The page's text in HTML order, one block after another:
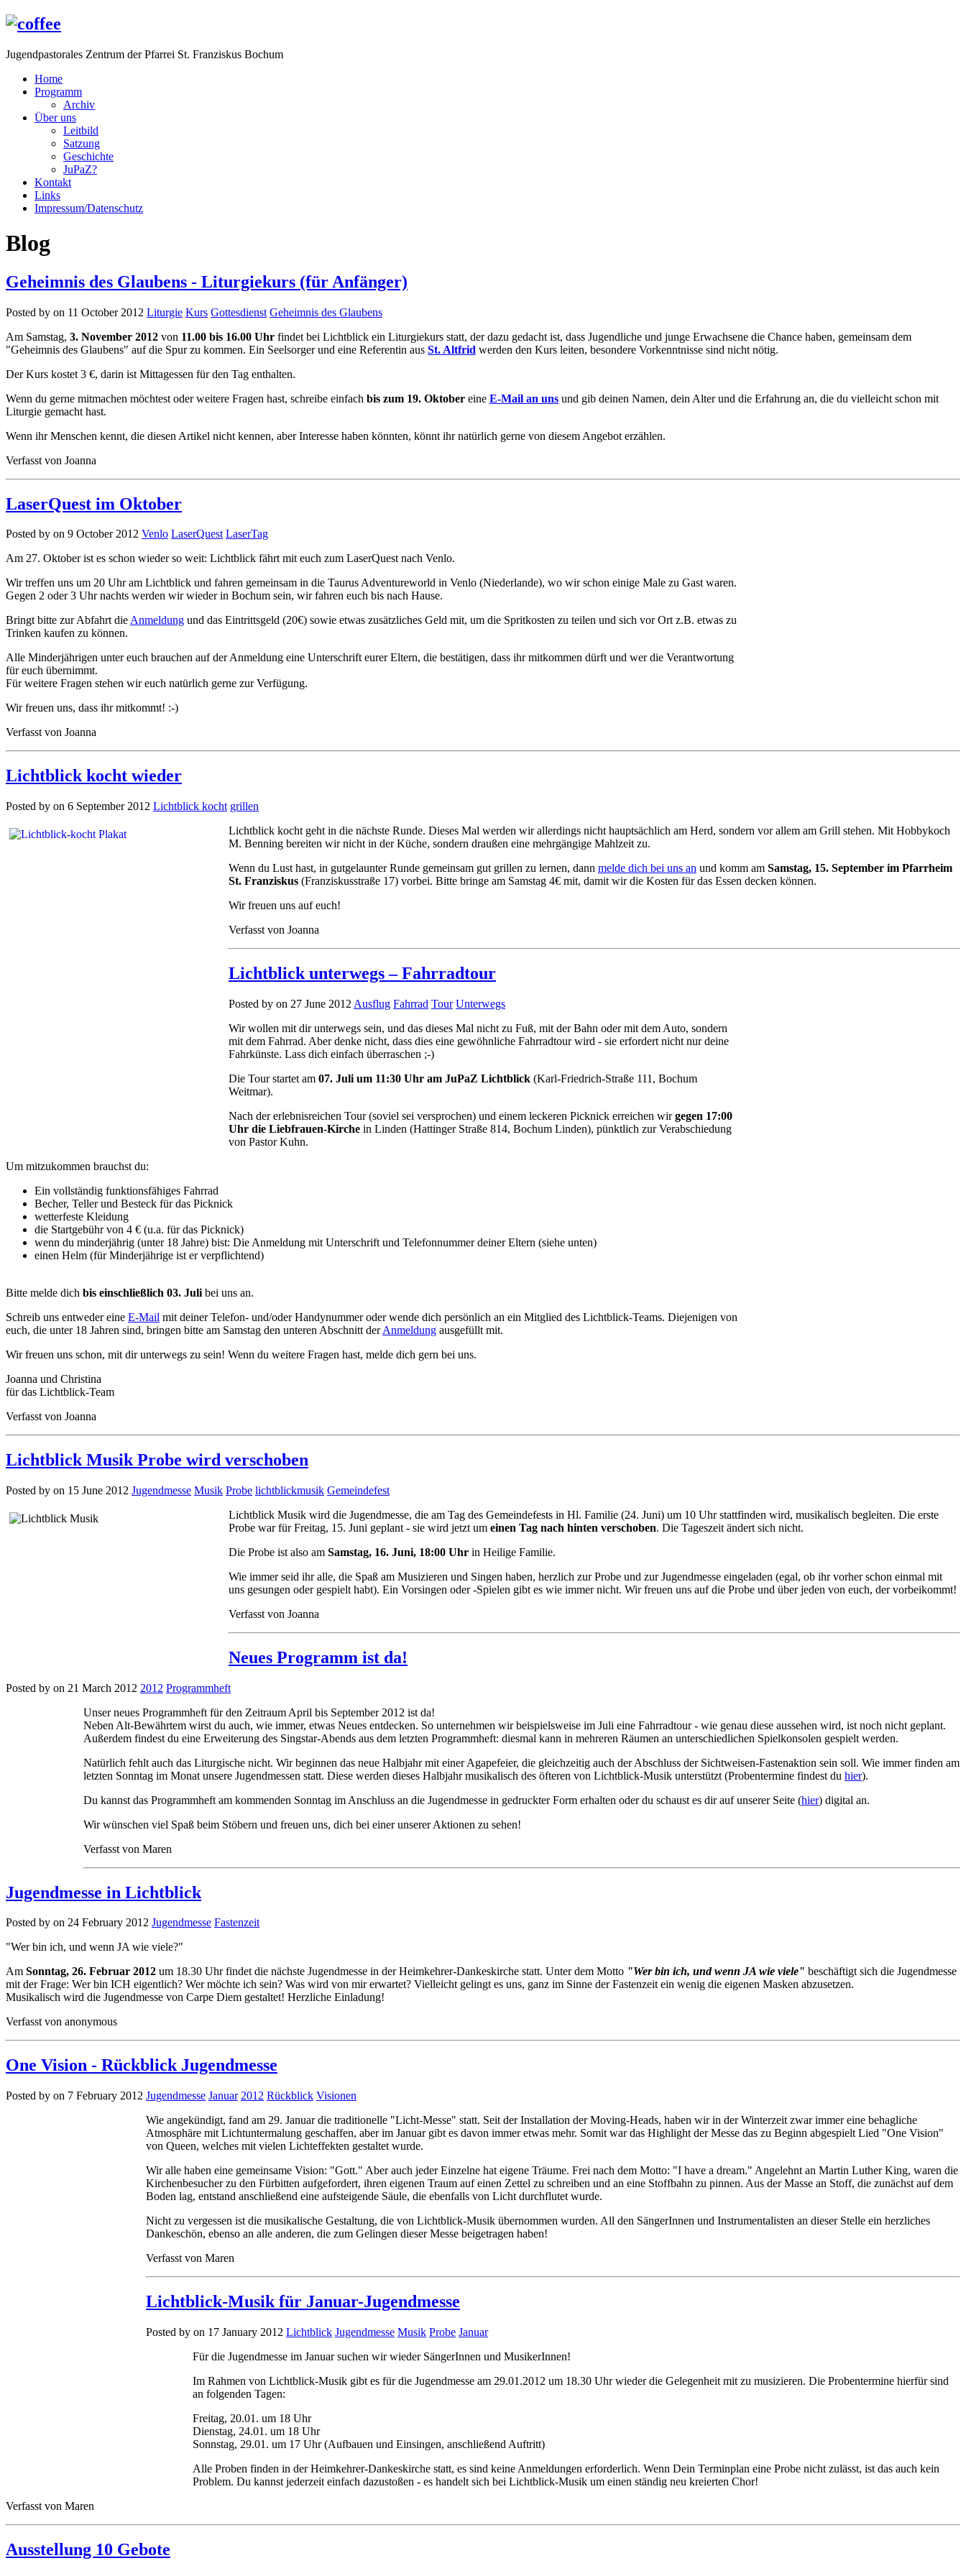
Jugendpastorales Zentrum der Pfarrei St. Franziskus Bochum
Home
Programm
Archiv
Über uns
Leitbild
Satzung
Geschichte
JuPaZ?
Kontakt
Links
Impressum/Datenschutz
Blog
Geheimnis des Glaubens - Liturgiekurs (für Anfänger)
Posted by on 11 October 2012 Liturgie Kurs Gottesdienst Geheimnis des Glaubens
Am Samstag, 3. November 2012 von 11.00 bis 16.00 Uhr findet bei Lichtblick ein Liturgiekurs statt, der dazu gedacht ist, dass Jugendliche und junge Erwachsene die Chance haben, gemeinsam dem
"Geheimnis des Glaubens" auf die Spur zu kommen. Ein Seelsorger und eine Referentin aus St. Altfrid werden den Kurs leiten, besondere Vorkenntnisse sind nicht nötig.
Der Kurs kostet 3 €, darin ist Mittagessen für den Tag enthalten.
Wenn du gerne mitmachen möchtest oder weitere Fragen hast, schreibe einfach bis zum 19. Oktober eine E-Mail an uns und gib deinen Namen, dein Alter und die Erfahrung an, die du vielleicht schon mit
Liturgie gemacht hast.
Wenn ihr Menschen kennt, die diesen Artikel nicht kennen, aber Interesse haben könnten, könnt ihr natürlich gerne von diesem Angebot erzählen.
Verfasst von Joanna
LaserQuest im Oktober
Posted by on 9 October 2012 Venlo LaserQuest LaserTag
Am 27. Oktober ist es schon wieder so weit: Lichtblick fährt mit euch zum LaserQuest nach Venlo.
Wir treffen uns um 20 Uhr am Lichtblick und fahren gemeinsam in die Taurus Adventureworld in Venlo (Niederlande), wo wir schon einige Male zu Gast waren.
Gegen 2 oder 3 Uhr nachts werden wir wieder in Bochum sein, wir fahren euch bis nach Hause.
Bringt bitte zur Abfahrt dieAnmeldung und das Eintrittsgeld (20€) sowie etwas zusätzliches Geld mit, um die Spritkosten zu teilen und sich vor Ort z.B. etwas zu
Trinken kaufen zu können.
Alle Minderjährigen unter euch brauchen auf der Anmeldung eine Unterschrift eurer Eltern, die bestätigen, dass ihr mitkommen dürft und wer die Verantwortung
für euch übernimmt.
Für weitere Fragen stehen wir euch natürlich gerne zur Verfügung.
Wir freuen uns, dass ihr mitkommt! :-)
Verfasst von Joanna
Lichtblick kocht wieder
Posted by on 6 September 2012 Lichtblick kocht grillen
Lichtblick kocht geht in die nächste Runde. Dieses Mal werden wir allerdings nicht hauptsächlich am Herd, sondern vor allem am Grill stehen. Mit Hobbykoch
M. Benning bereiten wir nicht in der Küche, sondern draußen eine mehrgängige Mahlzeit zu.
Wenn du Lust hast, in gutgelaunter Runde gemeinsam gut grillen zu lernen, dann melde dich bei uns an und komm am Samstag, 15. September im Pfarrheim
St. Franziskus (Franziskusstraße 17) vorbei. Bitte bringe am Samstag 4€ mit, damit wir die Kosten für das Essen decken können.
Wir freuen uns auf euch!
Verfasst von Joanna
Lichtblick unterwegs – Fahrradtour
Posted by on 27 June 2012 Ausflug Fahrrad Tour Unterwegs
Wir wollen mit dir unterwegs sein, und das dieses Mal nicht zu Fuß, mit der Bahn oder mit dem Auto, sondern
mit dem Fahrrad. Aber denke nicht, dass dies eine gewöhnliche Fahrradtour wird - sie erfordert nicht nur deine
Fahrkünste. Lass dich einfach überraschen ;-)
Die Tour startet am 07. Juli um 11:30 Uhr am JuPaZ Lichtblick (Karl-Friedrich-Straße 111, Bochum
Weitmar).
Nach der erlebnisreichen Tour (soviel sei versprochen) und einem leckeren Picknick erreichen wirgegen 17:00
Uhr die Liebfrauen-Kirche in Linden (Hattinger Straße 814, Bochum Linden), pünktlich zur Verabschiedung
von Pastor Kuhn.
Um mitzukommen brauchst du:
Ein vollständig funktionsfähiges Fahrrad
Becher, Teller und Besteck für das Picknick
wetterfeste Kleidung
die Startgebühr von 4 € (u.a. für das Picknick)
wenn du minderjährig (unter 18 Jahre) bist: Die Anmeldung mit Unterschrift und Telefonnummer deiner Eltern (siehe unten)
einen Helm (für Minderjährige ist er verpflichtend)
Bitte melde dich bis einschließlich 03. Juli bei uns an.
Schreib uns entweder eine E-Mail mit deiner Telefon- und/oder Handynummer oder wende dich persönlich an ein Mitglied des Lichtblick-Teams. Diejenigen von
euch, die unter 18 Jahren sind, bringen bitte am Samstag den unteren Abschnitt derAnmeldung ausgefüllt mit.
Wir freuen uns schon, mit dir unterwegs zu sein! Wenn du weitere Fragen hast, melde dich gern bei uns.
Joanna und Christina
für das Lichtblick-Team
Verfasst von Joanna
Lichtblick Musik Probe wird verschoben
Posted by on 15 June 2012 Jugendmesse Musik Probe lichtblickmusik Gemeindefest
Lichtblick Musik wird die Jugendmesse, die am Tag des Gemeindefests in Hl. Familie (24. Juni) um 10 Uhr stattfinden wird, musikalisch begleiten. Die erste
Probe war für Freitag, 15. Juni geplant - sie wird jetzt um einen Tag nach hinten verschoben. Die Tageszeit ändert sich nicht.
Die Probe ist also am Samstag, 16. Juni, 18:00 Uhr in Heilige Familie.
Wie immer seid ihr alle, die Spaß am Musizieren und Singen haben, herzlich zur Probe und zur Jugendmesse eingeladen (egal, ob ihr vorher schon einmal mit
uns gesungen oder gespielt habt). Ein Vorsingen oder -Spielen gibt es wie immer nicht. Wir freuen uns auf die Probe und über jeden von euch, der vorbeikommt!
Verfasst von Joanna
Neues Programm ist da!
Posted by on 21 March 2012 2012 Programmheft
Unser neues Programmheft für den Zeitraum April bis September 2012 ist da!
Neben Alt-Bewährtem wirst du auch, wie immer, etwas Neues entdecken. So unternehmen wir beispielsweise im Juli eine Fahrradtour - wie genau diese aussehen wird, ist noch nicht geplant.
Außerdem findest du eine Erweiterung des Singstar-Abends aus dem letzten Programmheft: diesmal kann in mehreren Räumen an unterschiedlichen Spielkonsolen gespielt werden.
Natürlich fehlt auch das Liturgische nicht. Wir beginnen das neue Halbjahr mit einer Agapefeier, die gleichzeitig auch der Abschluss der Sichtweisen-Fastenaktion sein soll. Wie immer finden am
letzten Sonntag im Monat unsere Jugendmessen statt. Diese werden dieses Halbjahr musikalisch des öfteren von Lichtblick-Musik unterstützt (Probentermine findest du hier).
Du kannst das Programmheft am kommenden Sonntag im Anschluss an die Jugendmesse in gedruckter Form erhalten oder du schaust es dir auf unserer Seite (hier) digital an.
Wir wünschen viel Spaß beim Stöbern und freuen uns, dich bei einer unserer Aktionen zu sehen!
Verfasst von Maren
Jugendmesse in Lichtblick
Posted by on 24 February 2012 Jugendmesse Fastenzeit
"Wer bin ich, und wenn JA wie viele?"
Am Sonntag, 26. Februar 2012 um 18.30 Uhr findet die nächste Jugendmesse in der Heimkehrer-Dankeskirche statt. Unter dem Motto "Wer bin ich, und wenn JA wie viele" beschäftigt sich die Jugendmesse
mit der Frage: Wer bin ICH eigentlich? Wer möchte ich sein? Was wird von mir erwartet? Vielleicht gelingt es uns, ganz im Sinne der Fastenzeit ein wenig die eigenen Masken abzusetzen.
Musikalisch wird die Jugendmesse von Carpe Diem gestaltet! Herzliche Einladung!
Verfasst von anonymous
One Vision - Rückblick Jugendmesse
Posted by on 7 February 2012 Jugendmesse Januar 2012 Rückblick Visionen
Wie angekündigt, fand am 29. Januar die traditionelle "Licht-Messe" statt. Seit der Installation der Moving-Heads, haben wir in der Winterzeit zwar immer eine behagliche
Atmosphäre mit Lichtuntermalung geschaffen, aber im Januar gibt es davon immer etwas mehr. Somit war das Highlight der Messe das zu Beginn abgespielt Lied "One Vision"
von Queen, welches mit vielen Lichteffekten gestaltet wurde.
Wir alle haben eine gemeinsame Vision: "Gott." Aber auch jeder Einzelne hat eigene Träume. Frei nach dem Motto: "I have a dream." Angelehnt an Martin Luther King, waren die
Kirchenbesucher zu den Fürbitten aufgefordert, ihren eigenen Traum auf einen Zettel zu schreiben und an eine Stoffbahn zu pinnen. Aus der Masse an Stoff, die zunächst auf dem
Boden lag, entstand anschließend eine aufsteigende Säule, die ebenfalls von Licht durchflutet wurde.
Nicht zu vergessen ist die musikalische Gestaltung, die von Lichtblick-Musik übernommen wurden. All den SängerInnen und Instrumentalisten an dieser Stelle ein herzliches
Dankeschön, ebenso an alle anderen, die zum Gelingen dieser Messe beigetragen haben!
Verfasst von Maren
Lichtblick-Musik für Januar-Jugendmesse
Posted by on 17 January 2012 Lichtblick Jugendmesse Musik Probe Januar
Für die Jugendmesse im Januar suchen wir wieder SängerInnen und MusikerInnen!
Im Rahmen von Lichtblick-Musik gibt es für die Jugendmesse am 29.01.2012 um 18.30 Uhr wieder die Gelegenheit mit zu musizieren. Die Probentermine hierfür sind
an folgenden Tagen:
Freitag, 20.01. um 18 Uhr
Dienstag, 24.01. um 18 Uhr
Sonnstag, 29.01. um 17 Uhr (Aufbauen und Einsingen, anschließend Auftritt)
Alle Proben finden in der Heimkehrer-Dankeskirche statt, es sind keine Anmeldungen erforderlich. Wenn Dein Terminplan eine Probe nicht zulässt, ist das auch kein
Problem. Du kannst jederzeit einfach dazustoßen - es handelt sich bei Lichtblick-Musik um einen ständig neu kreierten Chor!
Verfasst von Maren
Ausstellung 10 Gebote